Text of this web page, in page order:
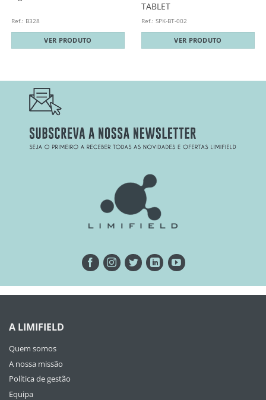
Ref.: B328
VER PRODUTO
TABLET
Ref.: SPK-BT-002
VER PRODUTO
A LIMIFIELD
Quem somos
A nossa missão
Política de gestão
Equipa